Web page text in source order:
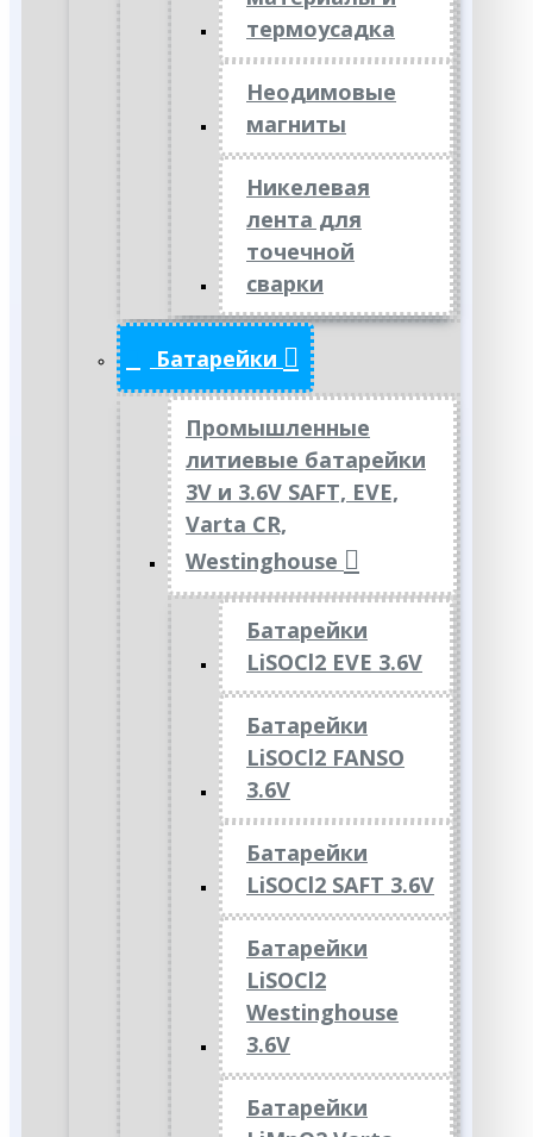
термоусадка
Неодимовые
магниты
Никелевая
лента для
точечной
сварки
Батарейки
Промышленные
литиевые батарейки
3V и 3.6V SAFT, EVE,
Varta CR,
Westinghouse
Батарейки
LiSOCl2 EVE 3.6V
Батарейки
LiSOCl2 FANSO
3.6V
Батарейки
LiSOCl2 SAFT 3.6V
Батарейки
LiSOCl2
Westinghouse
3.6V
Батарейки